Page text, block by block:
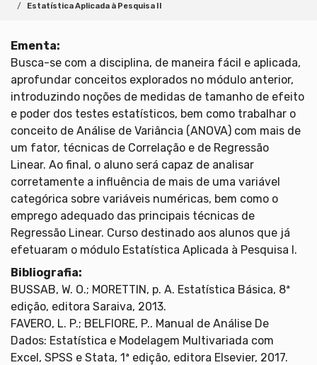
Estatística Aplicada à Pesquisa II
Ementa:
Busca-se com a disciplina, de maneira fácil e aplicada,
aprofundar conceitos explorados no módulo anterior,
introduzindo noções de medidas de tamanho de efeito
e poder dos testes estatísticos, bem como trabalhar o
conceito de Análise de Variância (ANOVA) com mais de
um fator, técnicas de Correlação e de Regressão
Linear. Ao final, o aluno será capaz de analisar
corretamente a influência de mais de uma variável
categórica sobre variáveis numéricas, bem como o
emprego adequado das principais técnicas de
Regressão Linear. Curso destinado aos alunos que já
efetuaram o módulo Estatística Aplicada à Pesquisa I.
Bibliografia:
BUSSAB, W. O.; MORETTIN, p. A. Estatística Básica, 8ª
edição, editora Saraiva, 2013.
FAVERO, L. P.; BELFIORE, P.. Manual de Análise De
Dados: Estatística e Modelagem Multivariada com
Excel, SPSS e Stata, 1ª edição, editora Elsevier, 2017.